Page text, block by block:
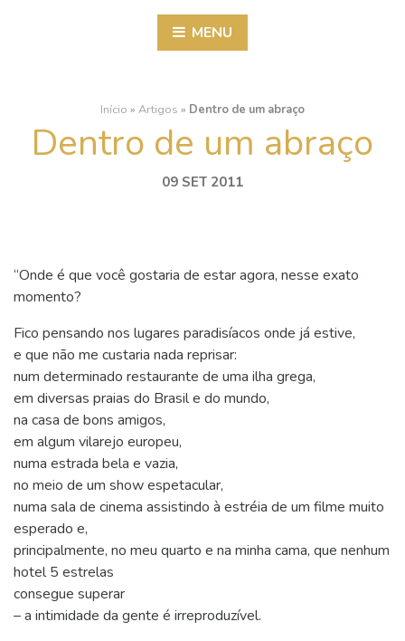
MENU
Início » Artigos » Dentro de um abraço
Dentro de um abraço
09 SET 2011
“Onde é que você gostaria de estar agora, nesse exato
momento?
Fico pensando nos lugares paradisíacos onde já estive,
e que não me custaria nada reprisar:
num determinado restaurante de uma ilha grega,
em diversas praias do Brasil e do mundo,
na casa de bons amigos,
em algum vilarejo europeu,
numa estrada bela e vazia,
no meio de um show espetacular,
numa sala de cinema assistindo à estréia de um filme muito
esperado e,
principalmente, no meu quarto e na minha cama, que nenhum
hotel 5 estrelas
consegue superar
– a intimidade da gente é irreproduzível.